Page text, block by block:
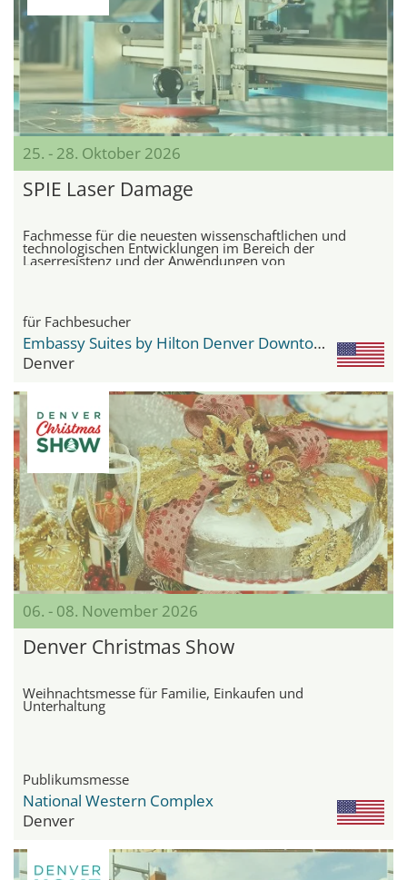
25. - 28. Oktober 2026
SPIE Laser Damage
Fachmesse für die neuesten wissenschaftlichen und
technologischen Entwicklungen im Bereich der
Laserresistenz und der Anwendungen von
für Fachbesucher
Embassy Suites by Hilton Denver Downtown Convention Center
Denver
06. - 08. November 2026
Denver Christmas Show
Weihnachtsmesse für Familie, Einkaufen und
Unterhaltung
Publikumsmesse
National Western Complex
Denver